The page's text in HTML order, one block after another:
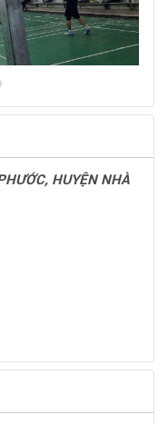
HUYỆN NHÀ